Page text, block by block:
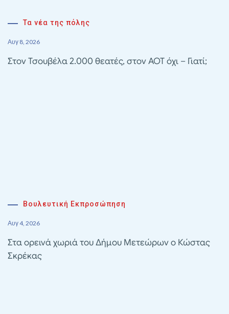
Τα νέα της πόλης
Αυγ 8, 2026
Στον Τσουβέλα 2.000 θεατές, στον ΑΟΤ όχι – Γιατί;
Βουλευτική Εκπροσώπηση
Αυγ 4, 2026
Στα ορεινά χωριά του Δήμου Μετεώρων ο Κώστας
Σκρέκας